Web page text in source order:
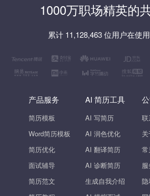
1000万职场精英的
累计 11,128,463 位用户在使
产品服务
简历模板
Word简历模板
简历优化
面试辅导
简历范文
AI 简历工具
AI 写简历
AI 润色优化
AI 翻译简历
AI 诊断简历
生成自我介绍
联
常
隐